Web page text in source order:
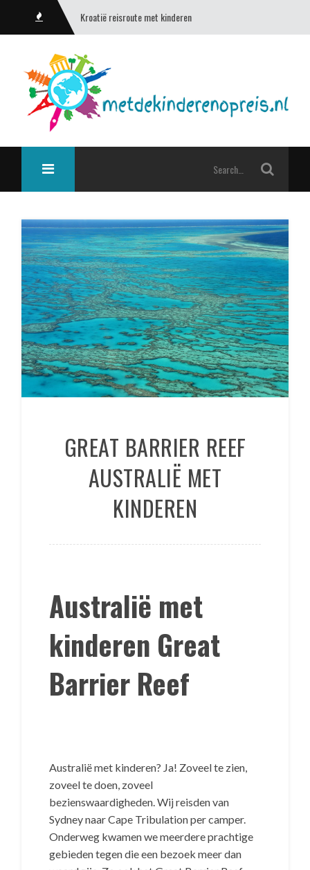
Kroatië reisroute met kinderen
GREAT BARRIER REEF
AUSTRALIË MET
KINDEREN
Australië met
kinderen Great
Barrier Reef
Australië met kinderen? Ja! Zoveel te zien,
zoveel te doen, zoveel
bezienswaardigheden. Wij reisden van
Sydney naar Cape Tribulation per camper.
Onderweg kwamen we meerdere prachtige
gebieden tegen die een bezoek meer dan